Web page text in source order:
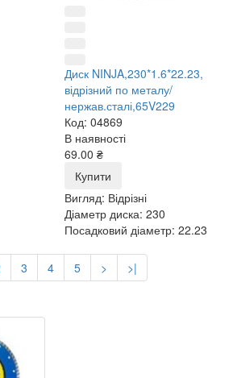
Диск NINJA,230*1.6*22.23,
відрізний по металу/
нержав.сталі,65V229
Код: 04869
В наявності
69.00 ₴
Купити
Вигляд: Відрізні
Діаметр диска: 230
Посадковий діаметр: 22.23
3 4 5 > >|